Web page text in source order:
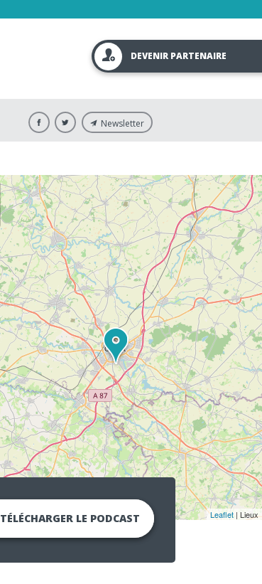
DEVENIR PARTENAIRE
Newsletter
Leaflet | Lieux
TÉLÉCHARGER LE PODCAST